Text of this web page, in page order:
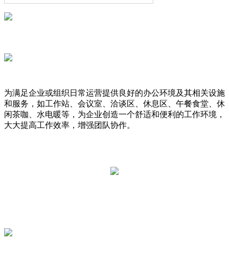
为满足企业或组织日常运营提供良好的办公环境及其相关设施
和服务，如工作站、会议室、洽谈区、休息区、午餐食堂、休
闲茶咖、水电暖等，为企业创造一个舒适和便利的工作环境，
大大提高工作效率，增强团队协作。